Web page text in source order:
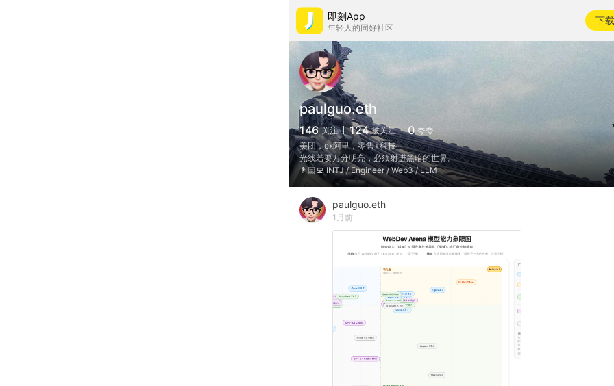
即刻App
年轻人的同好社区
下载
paulguo.eth
146 关注 124 被关注 0 夸夸
美团，ex阿里，零售+科技
光线若要万分明亮，必须射进黑暗的世界。
👨🏻‍💻 INTJ / Engineer / Web3 / LLM
paulguo.eth
1月前